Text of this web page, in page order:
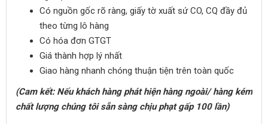
Có nguồn gốc rõ ràng, giấy tờ xuất sứ CO, CQ đầy đủ
theo từng lô hàng
Có hóa đơn GTGT
Giá thành hợp lý nhất
Giao hàng nhanh chóng thuận tiện trên toàn quốc
(Cam kết: Nếu khách hàng phát hiện hàng ngoài/ hàng kém
chất lượng chúng tôi sẵn sàng chịu phạt gấp 100 lần)